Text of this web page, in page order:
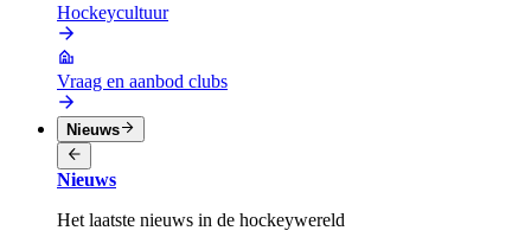
Hockeycultuur
Vraag en aanbod clubs
Nieuws
Nieuws
Het laatste nieuws in de hockeywereld